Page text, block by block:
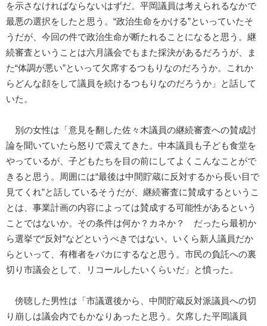
を示さなければならないはずだ。平岡議員は考えられるなかで
最悪の選択をしたと思う。“政治生命をかける”といっていたそ
うだが、今回の件で政治生命が断たれることになると思う。継
続審査ということは六月議会でもまた採決があるだろうが、ま
た“体調が悪い”といって欠席するつもりなのだろうか。これか
らどんな顔をして議員を続けるつもりなのだろうか」と話して
いた。
別の女性は「意見を翻した佐々木議員の継続審査への賛成討
論を聞いていたら怒りで震えてきた。中本議員も子ども食堂を
やっているが、子どもたちを目の前にしてよくこんなことがで
きると思う。周囲には“最後は中間貯蔵に反対するから長い目で
見てくれ”と話しているそうだが、継続審査に賛成するというこ
とは、事業計画の内容によっては賛成する可能性があるという
ことではないか。その条件は何か？カネか？ だったら最初か
ら選挙で“反対”などというべきではない。いくら新人議員だか
らといって、有権者をバカにするなと思う。市民の負託への裏
切り市議会として、リコールしたいくらいだ」と憤った。
傍聴した男性は「市議選後から、中間貯蔵反対派議員への切
り崩しは議会内でもかなりあったと思う。欠席した平岡議員